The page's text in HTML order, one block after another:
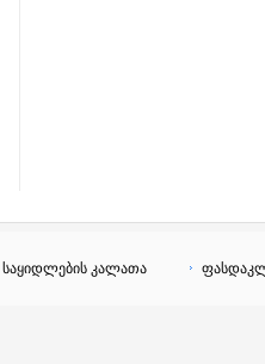
საყიდლების კალათა